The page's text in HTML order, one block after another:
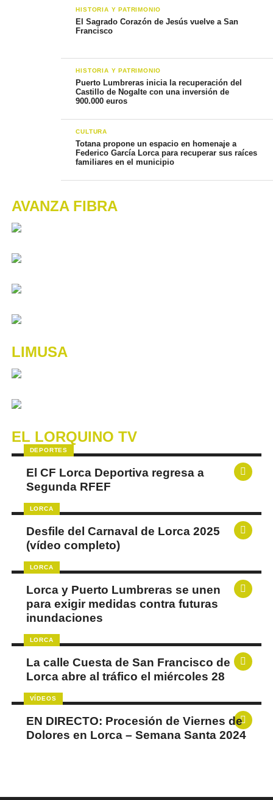
HISTORIA Y PATRIMONIO
El Sagrado Corazón de Jesús vuelve a San
Francisco
HISTORIA Y PATRIMONIO
Puerto Lumbreras inicia la recuperación del
Castillo de Nogalte con una inversión de
900.000 euros
CULTURA
Totana propone un espacio en homenaje a
Federico García Lorca para recuperar sus raíces
familiares en el municipio
AVANZA FIBRA
LIMUSA
EL LORQUINO TV
DEPORTES
El CF Lorca Deportiva regresa a
Segunda RFEF
LORCA
Desfile del Carnaval de Lorca 2025
(vídeo completo)
LORCA
Lorca y Puerto Lumbreras se unen
para exigir medidas contra futuras
inundaciones
LORCA
La calle Cuesta de San Francisco de
Lorca abre al tráfico el miércoles 28
VÍDEOS
EN DIRECTO: Procesión de Viernes de
Dolores en Lorca – Semana Santa 2024